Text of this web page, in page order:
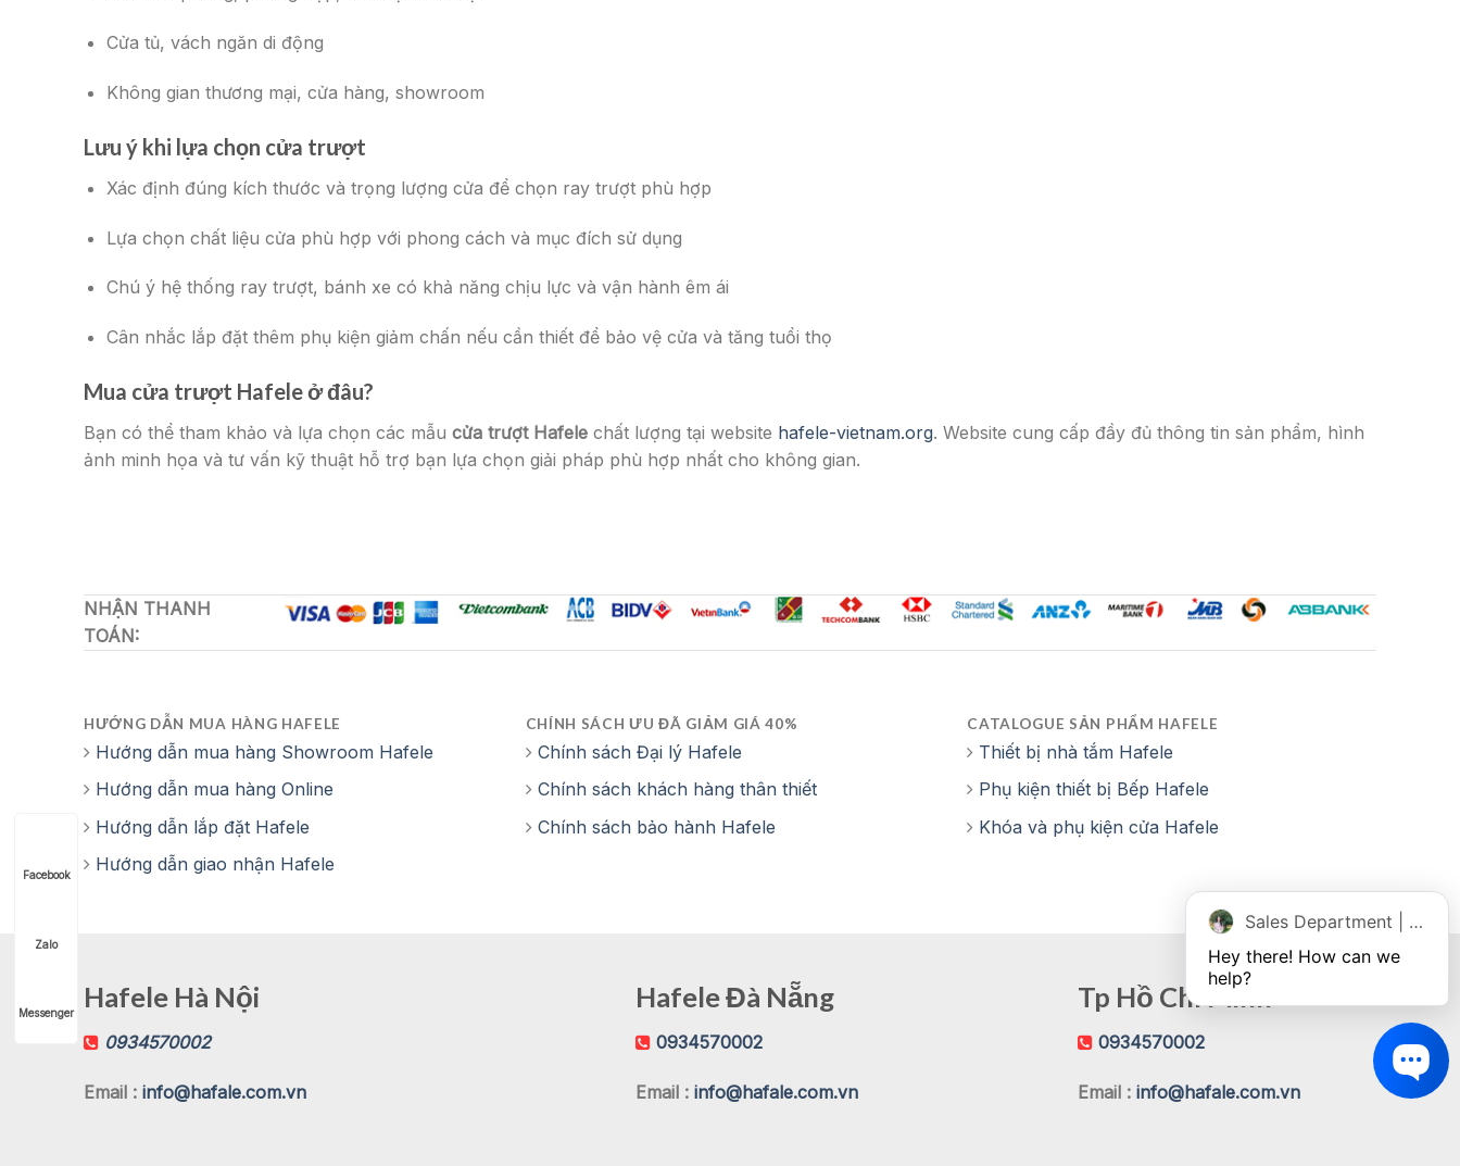
Cửa tủ, vách ngăn di động
Không gian thương mại, cửa hàng, showroom
Lưu ý khi lựa chọn cửa trượt
Xác định đúng kích thước và trọng lượng cửa để chọn ray trượt phù hợp
Lựa chọn chất liệu cửa phù hợp với phong cách và mục đích sử dụng
Chú ý hệ thống ray trượt, bánh xe có khả năng chịu lực và vận hành êm ái
Cân nhắc lắp đặt thêm phụ kiện giảm chấn nếu cần thiết để bảo vệ cửa và tăng tuổi thọ
Mua cửa trượt Hafele ở đâu?
Bạn có thể tham khảo và lựa chọn các mẫu cửa trượt Hafele chất lượng tại website hafele-vietnam.org. Website cung cấp đầy đủ thông tin sản phẩm, hình
ảnh minh họa và tư vấn kỹ thuật hỗ trợ bạn lựa chọn giải pháp phù hợp nhất cho không gian.
NHẬN THANH
TOÁN:
HƯỚNG DẪN MUA HÀNG HAFELE
Hướng dẫn mua hàng Showroom Hafele
Hướng dẫn mua hàng Online
Hướng dẫn lắp đặt Hafele
Hướng dẫn giao nhận Hafele
CHÍNH SÁCH ƯU ĐÃ GIẢM GIÁ 40%
Chính sách Đại lý Hafele
Chính sách khách hàng thân thiết
Chính sách bảo hành Hafele
CATALOGUE SẢN PHẨM HAFELE
Thiết bị nhà tắm Hafele
Phụ kiện thiết bị Bếp Hafele
Khóa và phụ kiện cửa Hafele
Hafele Hà Nội
0934570002
Email : info@hafale.com.vn
Hafele Đà Nẵng
0934570002
Email :info@hafale.com.vn
Tp Hồ Chí Minh
0934570002
Email : info@hafale.com.vn
Facebook
Zalo
Messenger
Sales Department | Chat online
Hey there! How can we
help?